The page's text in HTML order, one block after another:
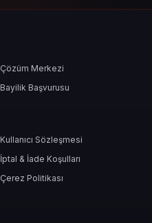
Çözüm Merkezi
Bayilik Başvurusu
Kullanıcı Sözleşmesi
İptal & İade Koşulları
Çerez Politikası